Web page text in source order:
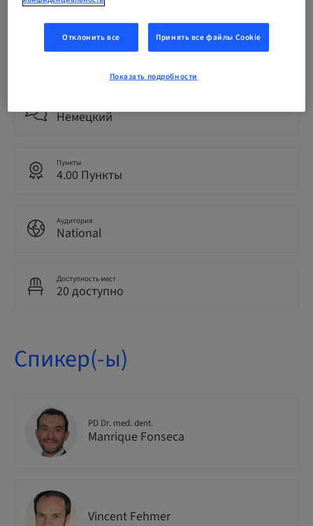
Немецкий
Пункты
4.00 Пункты
Аудитория
National
Доступность мест
20 доступно
Спикер(-ы)
PD Dr. med. dent.
Manrique Fonseca
Vincent Fehmer
Отклонить все Принять все файлы Cookie
Показать подробности